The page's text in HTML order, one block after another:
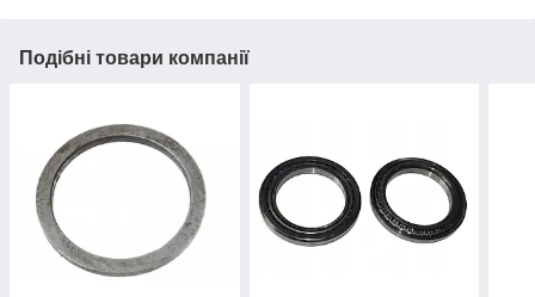
Подібні товари компанії